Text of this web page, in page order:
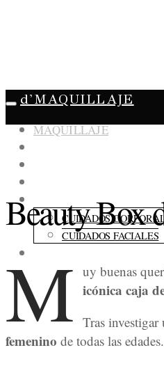
d'MAQUILLAJE
MAQUILLAJE
CUIDADOS
CUIDADOS FACIALES
Beauty Box
M uy buenas
icónica caja
Tras
femenino de todas las edades.